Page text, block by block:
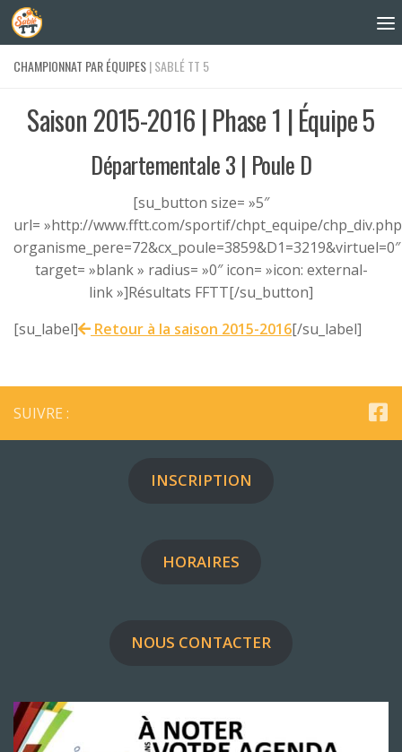
Skip to content
CHAMPIONNAT PAR ÉQUIPES| SABLÉ TT 5
Saison 2015-2016 | Phase 1 | Équipe 5
Départementale 3 | Poule D
[su_button size= »5″
url= »http://www.fftt.com/sportif/chpt_equipe/
organisme_pere=72&cx_poule=3859&D1=3219&virtuel=0″
target= »blank » radius= »0″ icon= »icon: external-
link »]Résultats FFTT[/su_button]
[su_label]
Retour à la saison 2015-2016[/su_label]
SUIVRE :
INSCRIPTION
HORAIRES
NOUS CONTACTER